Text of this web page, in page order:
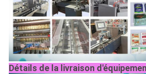
Détails de la livraison